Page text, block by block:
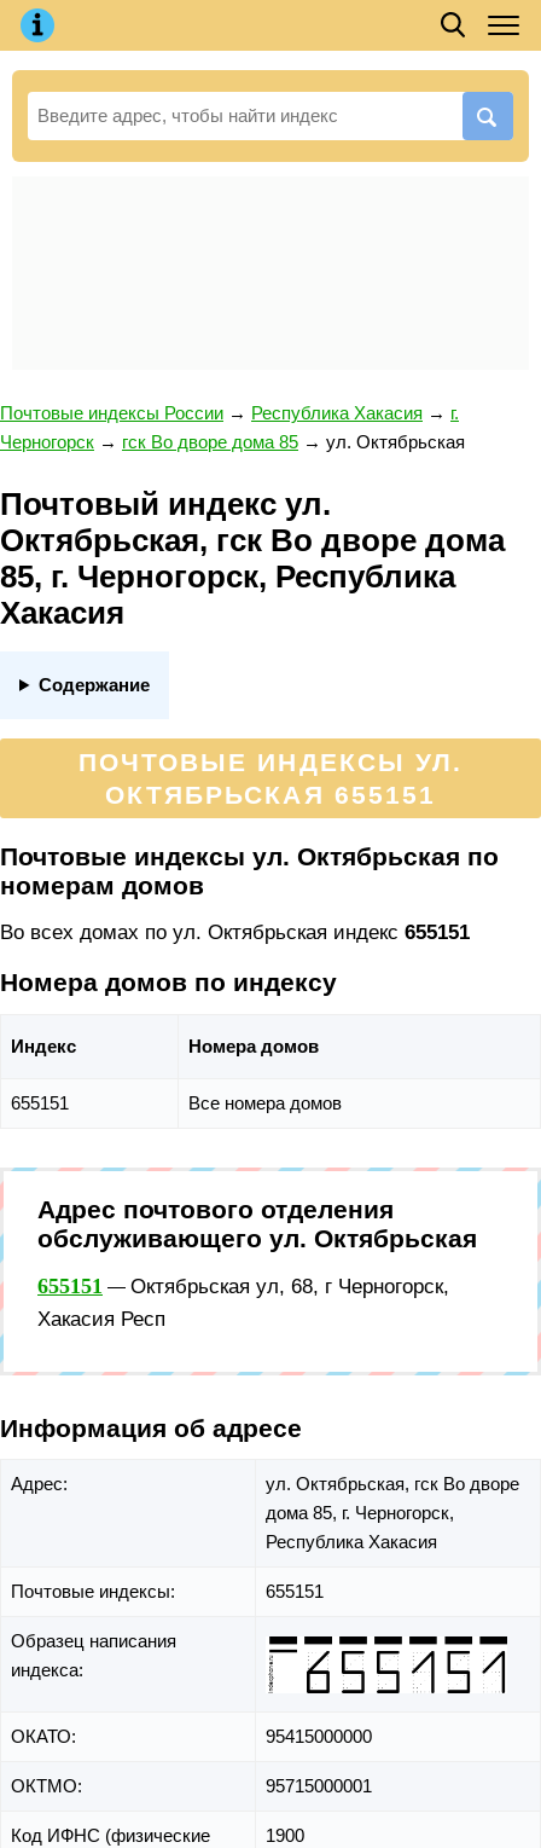
Почтовые индексы России → Республика Хакасия → г.
Черногорск → гск Во дворе дома 85 → ул. Октябрьская
Почтовый индекс ул.
Октябрьская, гск Во дворе дома
85, г. Черногорск, Республика
Хакасия
Содержание
ПОЧТОВЫЕ ИНДЕКСЫ УЛ.
ОКТЯБРЬСКАЯ 655151
Почтовые индексы ул. Октябрьская по
номерам домов
Во всех домах по ул. Октябрьская индекс 655151
Номера домов по индексу
Индекс Номера домов
655151 Все номера домов
Адрес почтового отделения
обслуживающего ул. Октябрьская
655151 — Октябрьская ул, 68, г Черногорск,
Хакасия Респ
Информация об адресе
Адрес: ул. Октябрьская, гск Во дворе
дома 85, г. Черногорск,
Республика Хакасия
Почтовые индексы: 655151
Образец написания
индекса:
ОКАТО: 95415000000
ОКТМО: 95715000001
Код ИФНС (физические
1900